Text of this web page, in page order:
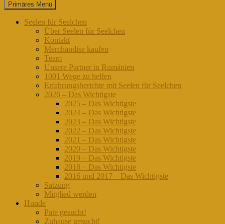
Seelen für Seelchen
Primäres Menü
Seelen für Seelchen
Über Seelen für Seelchen
Kontakt
Merchandise kaufen
Team
Unsere Partner in Rumänien
1001 Wege zu helfen
Erfahrungsberichte mit Seelen für Seelchen
2026 – Das Wichtigste
2025 – Das Wichtigste
2024 – Das Wichtigste
2023 – Das Wichtigste
2022 – Das Wichtigste
2021 – Das Wichtigste
2020 – Das Wichtigste
2019 – Das Wichtigste
2018 – Das Wichtigste
2016 und 2017 – Das Wichtigste
Satzung
Mitglied werden
Hunde
Pate gesucht!
Zuhause gesucht!